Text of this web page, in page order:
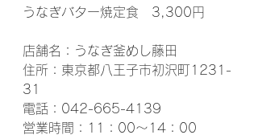
うなぎバター焼定食　3,300円
店舗名：うなぎ釜めし藤田
住所：東京都八王子市初沢町1231-
31
電話：042-665-4139
営業時間：11：00～14：00